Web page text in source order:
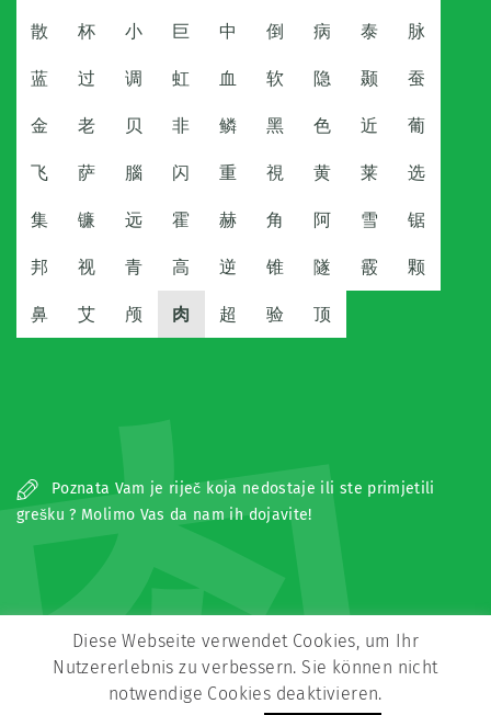
散 杯 小 巨 中 倒 病 泰 脉
蓝 过 调 虹 血 软 隐 颞 蚕
金 老 贝 非 鳞 黑 色 近 葡
飞 萨 腦 闪 重 視 黄 莱 选
集 镰 远 霍 赫 角 阿 雪 锯
邦 视 青 高 逆 锥 隧 霰 颗
鼻 艾 颅 肉 超 验 顶
Poznata Vam je riječ koja nedostaje ili ste primjetili
grešku ? Molimo Vas da nam ih dojavite!
Copyright © Zeitz Franko Zeitz
Diese Webseite verwendet Cookies, um Ihr
Nutzererlebnis zu verbessern. Sie können nicht
notwendige Cookies deaktivieren.